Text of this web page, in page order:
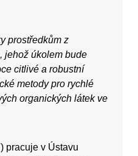
prostředkům z
jehož úkolem bude
citlivé a robustní
metody pro rychlé
organických látek ve
pracuje v Ústavu